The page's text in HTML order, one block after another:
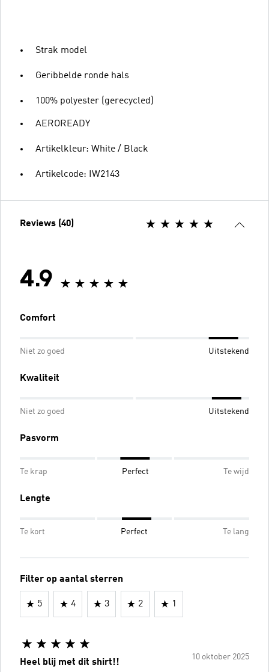
Strak model
Geribbelde ronde hals
100% polyester (gerecycled)
AEROREADY
Artikelkleur: White / Black
Artikelcode: IW2143
Reviews (40)
4.9
Comfort
Niet zo goed Uitstekend
Kwaliteit
Niet zo goed Uitstekend
Pasvorm
Te krap Perfect Te wijd
Lengte
Te kort Perfect Te lang
Filter op aantal sterren
5 4 3 2 1
10 oktober 2025
Heel blij met dit shirt!!